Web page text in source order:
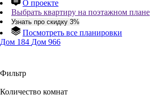
О проекте
Выбрать квартиру на поэтажном плане
Узнать про скидку 3%
Посмотреть все планировки
Дом 184 Дом 966
Фильтр
Количество комнат